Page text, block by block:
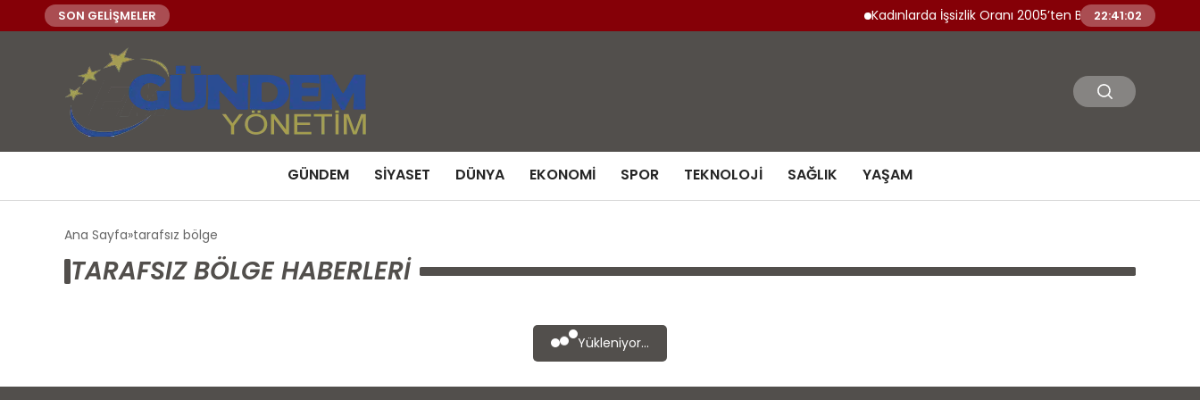
SON GELİŞMELER Kadınlarda İşsizlik Oranı 2005’ten Bu Yana En Düşük
22:41:02
GÜNDEM SIYASET DÜNYA EKONOMI SPOR TEKNOLOJI SAĞLIK YAŞAM
Ana Sayfa tarafsız bölge
TARAFSIZ BÖLGE HABERLERI
Yükleniyor...